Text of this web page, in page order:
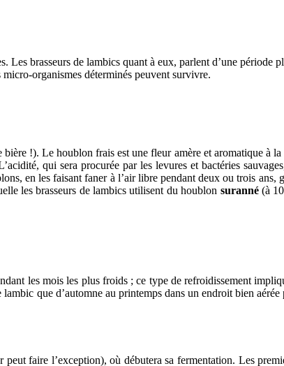
Les brasseurs de lambics quant à eux, parlent d’une
organismes déterminés peuvent survivre.
!). Le houblon frais est une fleur amère et aromatique à
qui sera procurée par les levures et bactéries
en les faisant faner à l’air libre pendant deux ou trois ans,
les brasseurs de lambics utilisent du houblon suranné(à
les mois les plus froids ; ce type de refroidissement
que d’automne au printemps dans un endroit bien
faire l’exception), où débutera sa fermentation. Les